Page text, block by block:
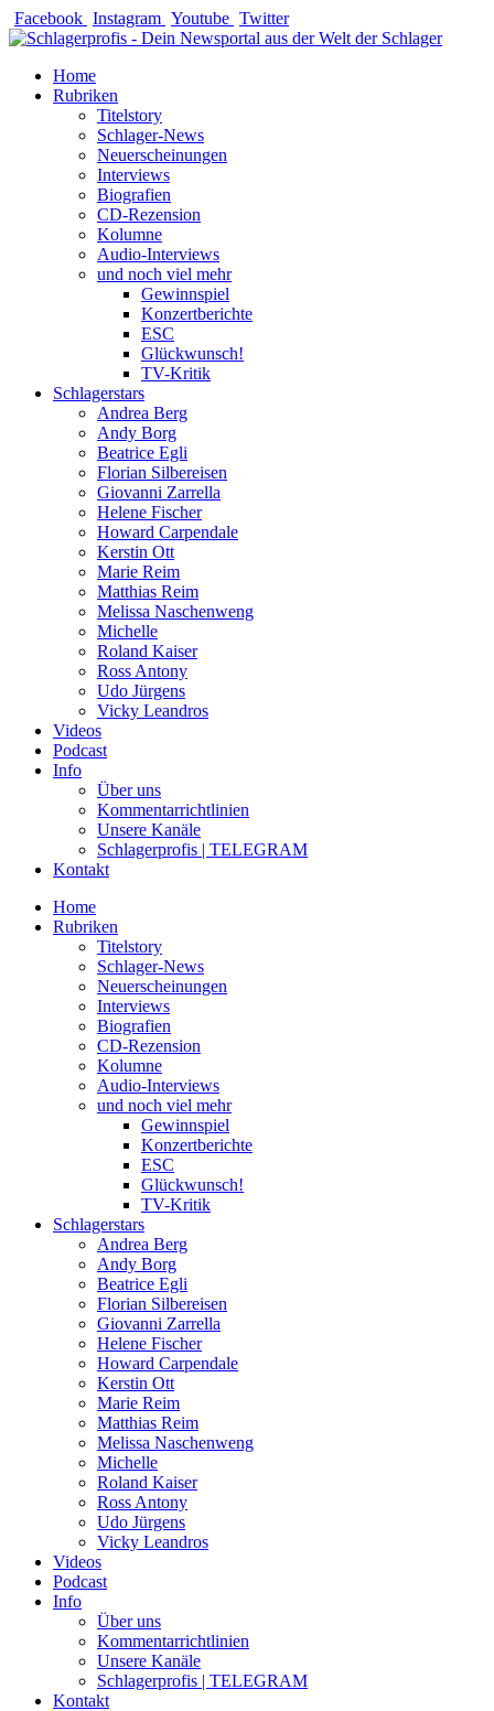
Zum
Inhalt
Facebook Instagram Youtube Twitter
Home
Rubriken
Titelstory
Schlager-News
Neuerscheinungen
Interviews
Biografien
CD-Rezension
Kolumne
Audio-Interviews
und noch viel mehr
Gewinnspiel
Konzertberichte
ESC
Glückwunsch!
TV-Kritik
Schlagerstars
Andrea Berg
Andy Borg
Beatrice Egli
Florian Silbereisen
Giovanni Zarrella
Helene Fischer
Howard Carpendale
Kerstin Ott
Marie Reim
Matthias Reim
Melissa Naschenweng
Michelle
Roland Kaiser
Ross Antony
Udo Jürgens
Vicky Leandros
Videos
Podcast
Info
Über uns
Kommentarrichtlinien
Unsere Kanäle
Schlagerprofis | TELEGRAM
Kontakt
Home
Rubriken
Titelstory
Schlager-News
Neuerscheinungen
Interviews
Biografien
CD-Rezension
Kolumne
Audio-Interviews
und noch viel mehr
Gewinnspiel
Konzertberichte
ESC
Glückwunsch!
TV-Kritik
Schlagerstars
Andrea Berg
Andy Borg
Beatrice Egli
Florian Silbereisen
Giovanni Zarrella
Helene Fischer
Howard Carpendale
Kerstin Ott
Marie Reim
Matthias Reim
Melissa Naschenweng
Michelle
Roland Kaiser
Ross Antony
Udo Jürgens
Vicky Leandros
Videos
Podcast
Info
Über uns
Kommentarrichtlinien
Unsere Kanäle
Schlagerprofis | TELEGRAM
Kontakt